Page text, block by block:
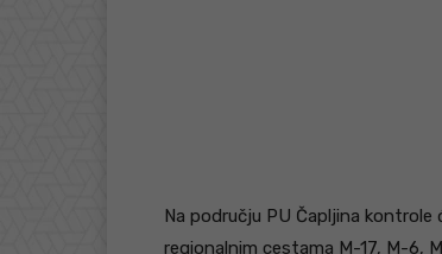
Na području PU Čapljina
regionalnim cestama M-17, M-6,